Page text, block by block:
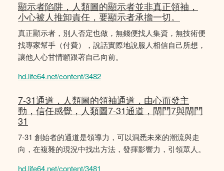
顯示者陷阱，人類圖的顯示者並非真正領袖，
小心被人推卸責任，要顯示者承擔一切。
真正顯示者，別人否定也做，無錢便找人集資，無技術便
找專家幫手（付費），說話實際地說服人相信自己所想，
讓他人心甘情願跟著自己向前。
hd.life64.net/content/3482
7-31通道，人類圖的領袖通道，由心而發主
動，信任感覺，人類圖7-31通道，閘門7與閘門
31
7-31 創始者的通道是領導力，可以洞悉未來的潮流與走
向，在複雜的現況中找出方法，發揮影響力，引領眾人。
hd.life64.net/content/3481